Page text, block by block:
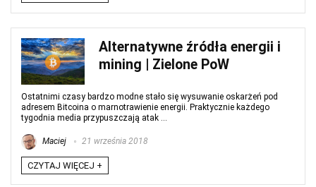
Alternatywne źródła energii i
mining | Zielone PoW
Ostatnimi czasy bardzo modne stało się wysuwanie oskarżeń pod
adresem Bitcoina o marnotrawienie energii. Praktycznie każdego
tygodnia media przypuszczają atak ...
Maciej 21 września 2018
CZYTAJ WIĘCEJ +